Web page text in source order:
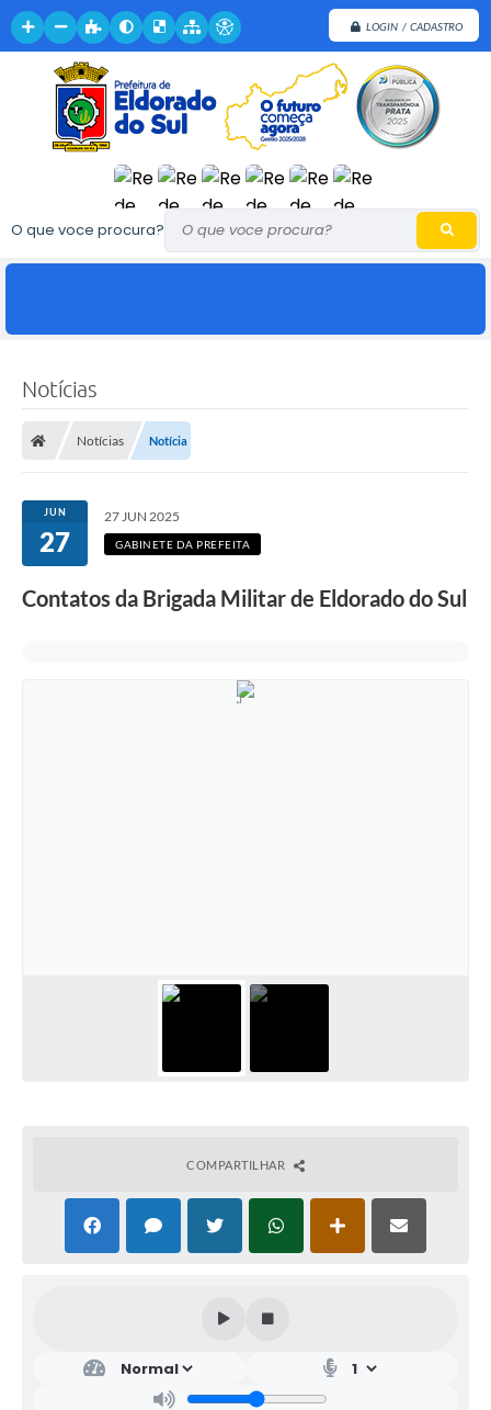
LOGIN / CADASTRO
O que voce procura?
Notícias
Notícias Notícia
JUN
27
27 JUN 2025
GABINETE DA PREFEITA
Contatos da Brigada Militar de Eldorado do Sul
COMPARTILHAR